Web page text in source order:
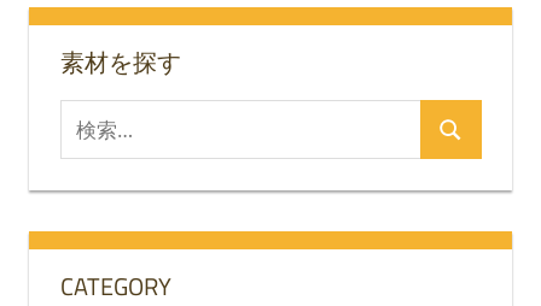
ン
素材を探す
索
対
検
CATEGORY